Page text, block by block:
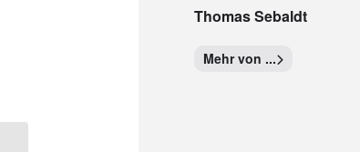
Thomas Sebaldt
Mehr von ...